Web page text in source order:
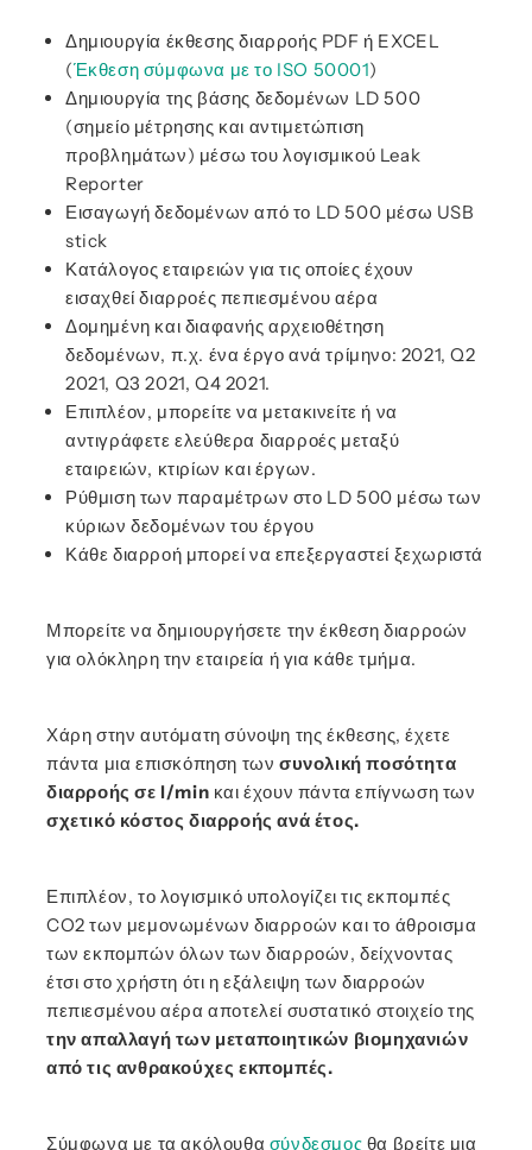
Δημιουργία έκθεσης διαρροής PDF ή EXCEL
(Έκθεση σύμφωνα με το ISO 50001)
Δημιουργία της βάσης δεδομένων LD 500
(σημείο μέτρησης και αντιμετώπιση
προβλημάτων) μέσω του λογισμικού Leak
Reporter
Εισαγωγή δεδομένων από το LD 500 μέσω USB
stick
Κατάλογος εταιρειών για τις οποίες έχουν
εισαχθεί διαρροές πεπιεσμένου αέρα
Δομημένη και διαφανής αρχειοθέτηση
δεδομένων, π.χ. ένα έργο ανά τρίμηνο: 2021, Q2
2021, Q3 2021, Q4 2021.
Επιπλέον, μπορείτε να μετακινείτε ή να
αντιγράφετε ελεύθερα διαρροές μεταξύ
εταιρειών, κτιρίων και έργων.
Ρύθμιση των παραμέτρων στο LD 500 μέσω των
κύριων δεδομένων του έργου
Κάθε διαρροή μπορεί να επεξεργαστεί ξεχωριστά
Μπορείτε να δημιουργήσετε την έκθεση διαρροών
για ολόκληρη την εταιρεία ή για κάθε τμήμα.
Χάρη στην αυτόματη σύνοψη της έκθεσης, έχετε
πάντα μια επισκόπηση τωνσυνολική ποσότητα
διαρροής σε l/min και έχουν πάντα επίγνωση των
σχετικό κόστος διαρροής ανά έτος.
Επιπλέον, το λογισμικό υπολογίζει τις εκπομπές
CO2 των μεμονωμένων διαρροών και το άθροισμα
των εκπομπών όλων των διαρροών, δείχνοντας
έτσι στο χρήστη ότι η εξάλειψη των διαρροών
πεπιεσμένου αέρα αποτελεί συστατικό στοιχείο της
την απαλλαγή των μεταποιητικών βιομηχανιών
από τις ανθρακούχες εκπομπές.
Σύμφωνα με τα ακόλουθα σύνδεσμος θα βρείτε μια